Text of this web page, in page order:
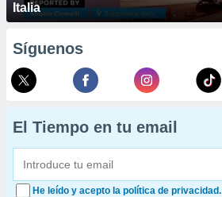
Italia
Síguenos
El Tiempo en tu email
He leído y acepto la política de privacidad.